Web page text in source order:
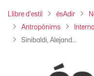
Llibre d'estil ésAdir
Antropònims
Sinibaldi, Alejand...